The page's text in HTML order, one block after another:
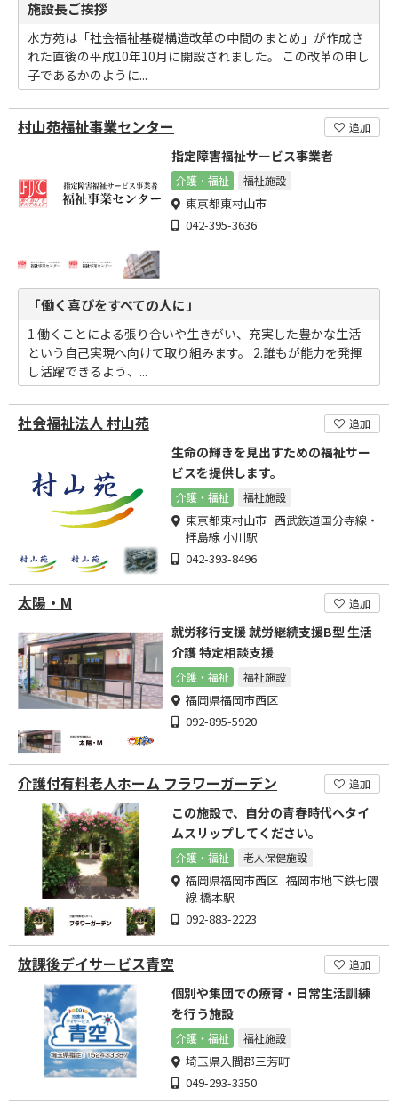
施設長ご挨拶
水方苑は「社会福祉基礎構造改革の中間のまとめ」が作成さ
れた直後の平成10年10月に開設されました。 この改革の申し
子であるかのように...
村山苑福祉事業センター 追加
指定障害福祉サービス事業者
介護・福祉 福祉施設
東京都東村山市
042-395-3636
「働く喜びをすべての人に」
1.働くことによる張り合いや生きがい、充実した豊かな生活
という自己実現へ向けて取り組みます。 2.誰もが能力を発揮
し活躍できるよう、...
社会福祉法人 村山苑 追加
生命の輝きを見出すための福祉サー
ビスを提供します。
介護・福祉 福祉施設
東京都東村山市 西武鉄道国分寺線・
拝島線 小川駅
042-393-8496
太陽・M 追加
就労移行支援 就労継続支援B型 生活
介護 特定相談支援
介護・福祉 福祉施設
福岡県福岡市西区
092-895-5920
介護付有料老人ホーム フラワーガーデン 追加
この施設で、自分の青春時代へタイ
ムスリップしてください。
介護・福祉 老人保健施設
福岡県福岡市西区 福岡市地下鉄七隈
線 橋本駅
092-883-2223
放課後デイサービス青空 追加
個別や集団での療育・日常生活訓練
を行う施設
介護・福祉 福祉施設
埼玉県入間郡三芳町
049-293-3350